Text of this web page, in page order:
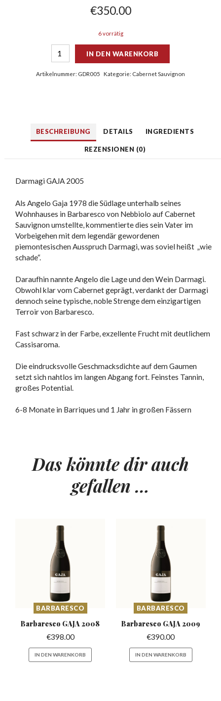
€350.00
6 vorrätig
IN DEN WARENKORB
Artikelnummer: GDR005 Kategorie: Cabernet Sauvignon
BESCHREIBUNG DETAILS INGREDIENTS
REZENSIONEN (0)
Darmagi GAJA 2005
Als Angelo Gaja 1978 die Südlage unterhalb seines
Wohnhauses in Barbaresco von Nebbiolo auf Cabernet
Sauvignon umstellte, kommentierte dies sein Vater im
Vorbeigehen mit dem legendär gewordenen
piemontesischen Ausspruch Darmagi, was soviel heißt „wie
schade“.
Daraufhin nannte Angelo die Lage und den Wein Darmagi.
Obwohl klar vom Cabernet geprägt, verdankt der Darmagi
dennoch seine typische, noble Strenge dem einzigartigen
Terroir von Barbaresco.
Fast schwarz in der Farbe, exzellente Frucht mit deutlichem
Cassisaroma.
Die eindrucksvolle Geschmacksdichte auf dem Gaumen
setzt sich nahtlos im langen Abgang fort. Feinstes Tannin,
großes Potential.
6-8 Monate in Barriques und 1 Jahr in großen Fässern
Das könnte dir auch
gefallen …
BARBARESCO
Barbaresco GAJA 2008
€398.00
IN DEN WARENKORB
BARBARESCO
Barbaresco GAJA 2009
€390.00
IN DEN WARENKORB